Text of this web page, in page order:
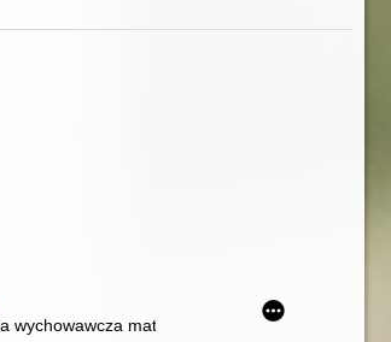
kobiety o różnych orientacjach życiowych
wychowawcza matki w edukacji domowej